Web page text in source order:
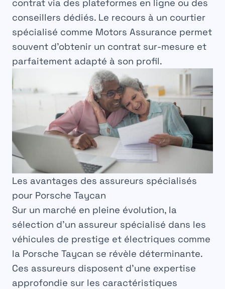
contrat via des plateformes en ligne ou des
conseillers dédiés. Le recours à un courtier
spécialisé comme Motors Assurance permet
souvent d’obtenir un contrat sur-mesure et
parfaitement adapté à son profil.
Les avantages des assureurs spécialisés
pour Porsche Taycan
Sur un marché en pleine évolution, la
sélection d’un assureur spécialisé dans les
véhicules de prestige et électriques comme
la Porsche Taycan se révèle déterminante.
Ces assureurs disposent d’une expertise
approfondie sur les caractéristiques